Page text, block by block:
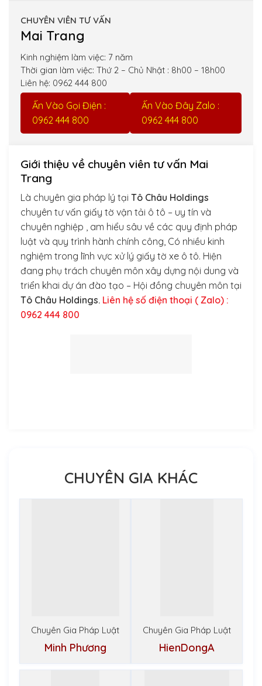
CHUYÊN VIÊN TƯ VẤN
Mai Trang
Kinh nghiệm làm việc: 7 năm
Thời gian làm việc: Thứ 2 – Chủ Nhật : 8h00 – 18h00
Liên hệ: 0962 444 800
Ấn Vào Gọi Điện :
0962 444 800
Ấn Vào Đây Zalo :
0962 444 800
Giới thiệu về chuyên viên tư vấn Mai
Trang
Là chuyên gia pháp lý tại Tô Châu Holdings
chuyên tư vấn giấy tờ vận tải ô tô – uy tín và
chuyên nghiệp , am hiểu sâu về các quy định pháp
luật và quy trình hành chính công, Có nhiều kinh
nghiệm trong lĩnh vực xử lý giấy tờ xe ô tô. Hiện
đang phụ trách chuyên môn xây dựng nội dung và
triển khai dự án đào tạo – Hội đồng chuyên môn tại
Tô Châu Holdings. Liên hệ số điện thoại ( Zalo) :
0962 444 800
CHUYÊN GIA KHÁC
Chuyên Gia Pháp Luật
Minh Phương
Chuyên Gia Pháp Luật
HienDongA